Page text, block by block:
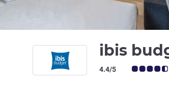
ibis
Note Avis clients
4.4/5